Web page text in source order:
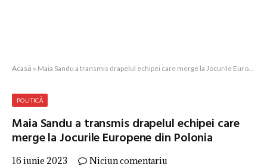
Acasă » Maia Sandu a transmis drapelul echipei care merge la Jocurile Europene din Polonia
POLITICĂ
Maia Sandu a transmis drapelul echipei care
merge la Jocurile Europene din Polonia
16 iunie 2023 Niciun comentariu